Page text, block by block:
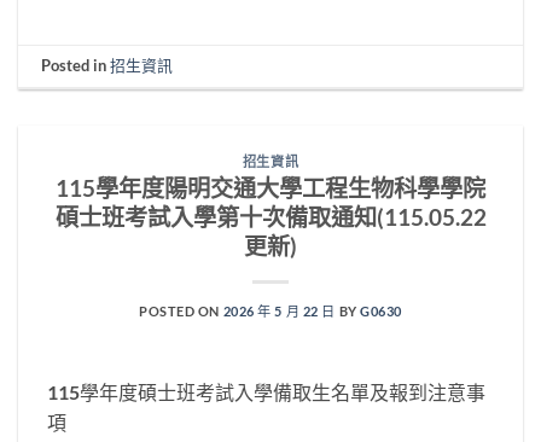
Posted in招生資訊
招生資訊
115學年度陽明交通大學工程生物科學學院
碩士班考試入學第十次備取通知(115.05.22
更新)
POSTED ON 2026 年 5 月 22 日 BYG0630
115學年度碩士班考試入學備取生名單及報到注意事
項